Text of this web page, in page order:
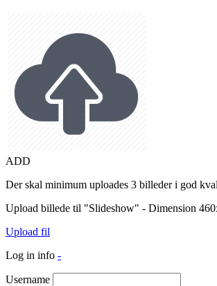
ADD
Der skal minimum uploades 3 billeder i god
Upload billede til "Slideshow" - Dimension
Upload fil
Log in info -
Username